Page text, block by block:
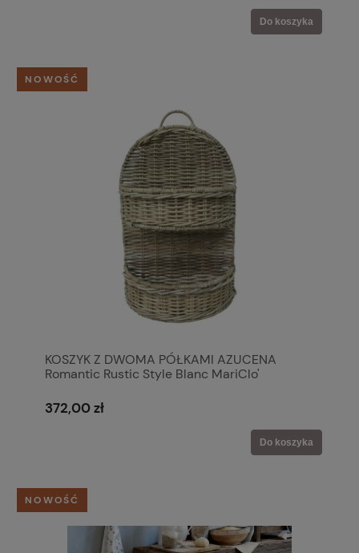
Do koszyka
KOSZYK Z DWOMA PÓŁKAMI AZUCENA
Romantic Rustic Style Blanc MariClo'
372,00 zł
Do koszyka
NOWOŚĆ
NOWOŚĆ